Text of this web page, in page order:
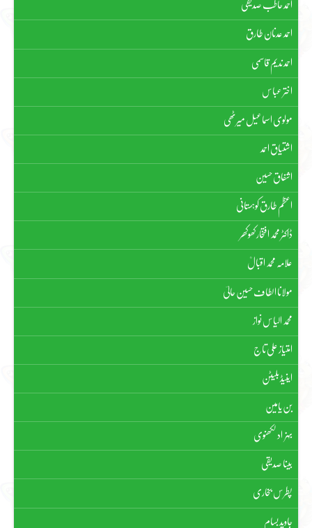
احمد حاطب صدیقی
احمد عدنان طارق
احمد ندیم قاسمی
اختر عباس
مولوی اسماعیل میرٹھی
اشتیاق احمد
اشفاق حسین
اعظم طارق کوہستانی
ڈاکٹر محمد افتخار کھوکھر
علامہ محمد اقبالؒ
مولانا الطاف حسین حالیؔ
محمد الیاس نواز
امتیاز علی تاج
اینیڈ بلیٹن
بن یامین
بہزاد لکھنوی
بینا صدیقی
پطرس بخاری
جاوید بسام